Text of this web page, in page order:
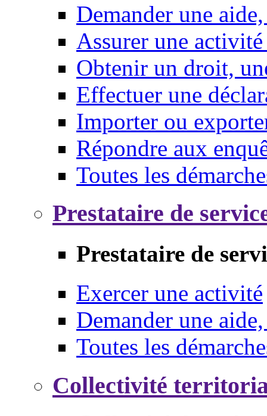
Demander une
Assurer une
Obtenir un droit,
Effectuer une
Importer ou
Répondre aux
Toutes les
Prestataire de
Prestataire de
Exercer une activité
Demander une
Toutes les
Collectivité